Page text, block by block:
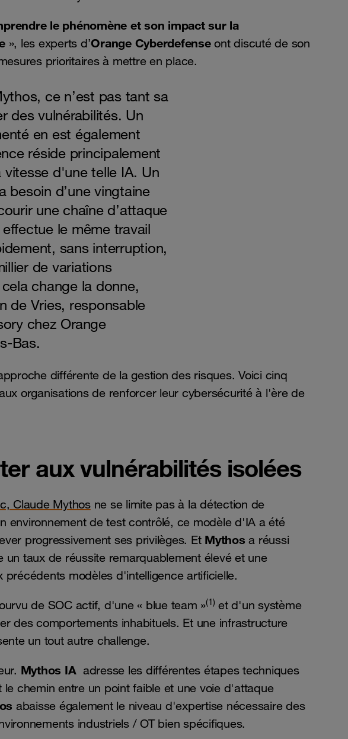
le phénomène et son impact sur la
», les experts d’Orange Cyberdefenseont discuté de son
prioritaires à mettre en place.
ce n’est pas tant sa
des vulnérabilités. Un
en est également
réside principalement
d'une telle IA. Un
besoin d’une vingtaine
une chaîne d’attaque
le même travail
sans interruption,
de variations
change la donne,
de Vries, responsable
chez Orange
Bas.
différente de la gestion des risques. Voici cinq
organisations de renforcer leur cybersécurité à l'ère de
aux vulnérabilités isolées
Claude Mythosne se limite pas à la détection de
environnement de test contrôlé, ce modèle d'IA a été
progressivement ses privilèges. Et Mythosa réussi
taux de réussite remarquablement élevé et une
modèles d'intelligence artificielle.
de SOC actif, d'une « blue team »(1) et d'un système
des comportements inhabituels. Et une infrastructure
un tout autre challenge.
Mythos IAadresse les différentes étapes techniques
chemin entre un point faible et une voie d'attaque
abaisse également le niveau d'expertise nécessaire des
industriels / OT bien spécifiques.